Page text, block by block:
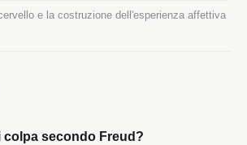
e la costruzione dell'esperienza affettiva
colpa secondo Freud?